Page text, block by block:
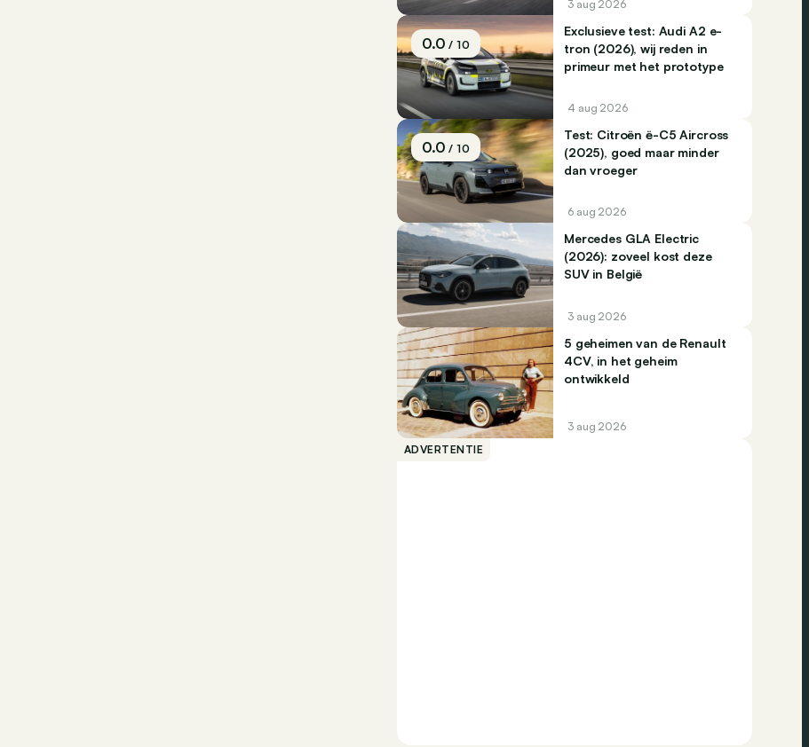
3 aug 2026
0.0/ 10
Exclusieve test: Audi A2 e-
tron (2026), wij reden in
primeur met het prototype
4 aug 2026
0.0/ 10
Test: Citroën ë-C5 Aircross
(2025), goed maar minder
dan vroeger
6 aug 2026
Mercedes GLA Electric
(2026): zoveel kost deze
SUV in België
3 aug 2026
5 geheimen van de Renault
4CV, in het geheim
ontwikkeld
3 aug 2026
ADVERTENTIE